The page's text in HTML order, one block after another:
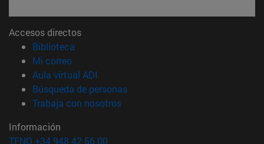
Accesos directos
Biblioteca
Mi correo(abre en nueva ventana)
Aula virtual ADI
Búsqueda de personas(abre en nueva ventana)
Trabaja con nosotros(abre en nueva ventana)
Información
TFNO +34 948 42 56 00